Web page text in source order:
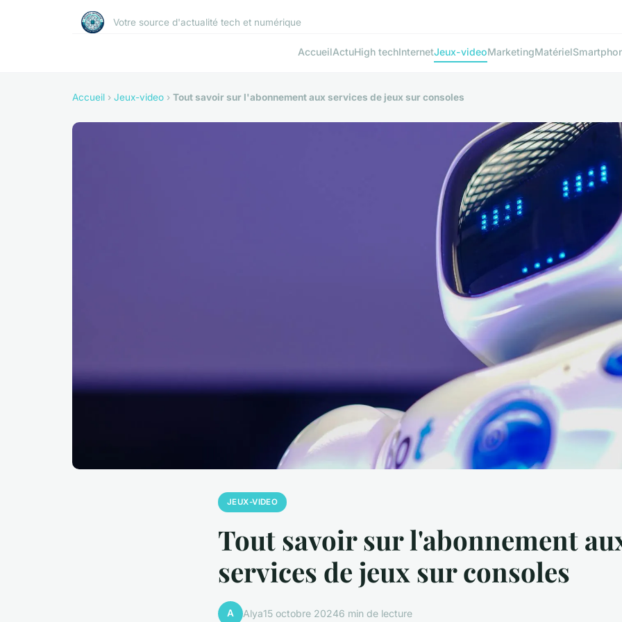
Votre source d'actualité tech et numérique
AccueilActuHigh techInternetJeux-videoMarketingMatériel
Accueil › Jeux-video › Tout savoir sur l'abonnement aux services de jeux sur consoles
JEUX-VIDEO
Tout savoir sur l'abonnement
services de jeux sur consoles
A Alya15 octobre 20246 min de lecture